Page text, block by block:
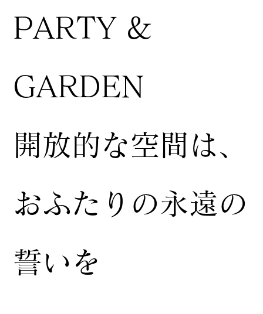
PARTY &
GARDEN
開放的な空間は、
おふたりの永遠の
誓いを